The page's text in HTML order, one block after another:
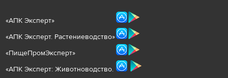
«АПК Эксперт»
«АПК Эксперт. Растениеводство»
«ПищеПромЭксперт»
«АПК Эксперт: Животноводство.